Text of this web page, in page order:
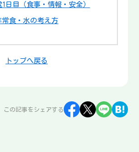
日目（食事・情報・安全）
常食・水の考え方
トップへ戻る
この記事をシェアする